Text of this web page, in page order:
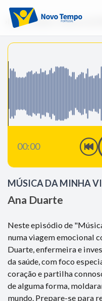
Início Rádio Música da
00:00
MÚSICA DA MINHA
Ana Duarte
Neste episódio de
numa viagem emocional
Duarte, enfermeira e
da saúde, com foco
coração e partilha
de alguma forma,
mundo. Prepare-se para